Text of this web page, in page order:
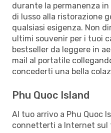
durante la permanenza
di lusso alla ristorazione
qualsiasi esigenza. Non
ultimi souvenir per i tuoi
bestseller da leggere in
mail al portatile
concederti una bella
Phu Quoc Island
Al tuo arrivo a Phu Quoc
connetterti a Internet sul